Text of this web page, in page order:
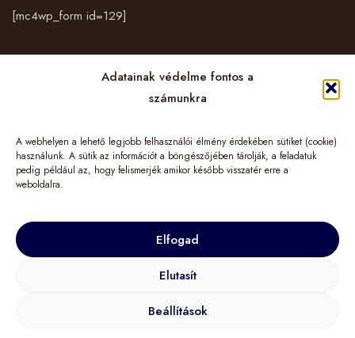
Adatainak védelme fontos a
számunkra
A webhelyen a lehető legjobb felhasználói élmény érdekében sütiket (cookie)
használunk. A sütik az információt a böngészőjében tárolják, a feladatuk
pedig például az, hogy felismerjék amikor később visszatér erre a
weboldalra.
Elfogad
Elutasít
Beállítások
[mc4wp_form id=129]
Információk
© 2024 TuGo&More – LIMINIS HUNGARY Kft. Minden jog fenntartva!